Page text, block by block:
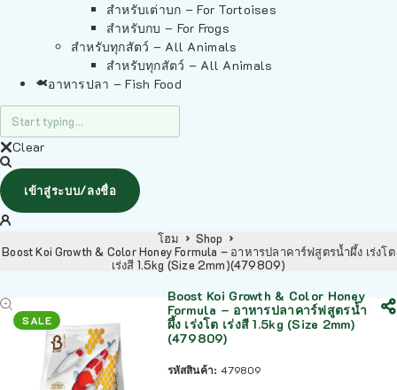
สำหรับเต่าบก – For Tortoises
สำหรับกบ – For Frogs
สำหรับทุกสัตว์ – All Animals
สำหรับทุกสัตว์ – All Animals
อาหารปลา – Fish Food
Clear
เข้าสู่ระบบ/ลงชื่อ
โฮม
Shop
Boost Koi Growth & Color Honey Formula – อาหารปลาคาร์ฟสูตรน้ำผึ้ง เร่งโต
เร่งสี 1.5kg (Size 2mm)(479809)
SALE
Boost Koi Growth & Color Honey
Formula – อาหารปลาคาร์ฟสูตรน้ำ
ผึ้ง เร่งโต เร่งสี 1.5kg (Size 2mm)
(479809)
รหัสสินค้า: 479809